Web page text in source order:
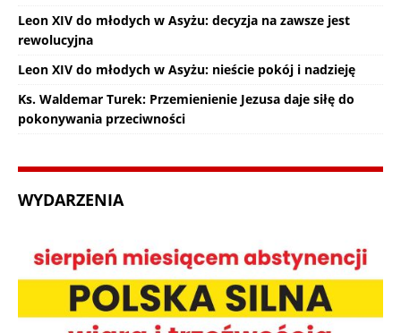
Leon XIV do młodych w Asyżu: decyzja na zawsze jest
rewolucyjna
Leon XIV do młodych w Asyżu: nieście pokój i nadzieję
Ks. Waldemar Turek: Przemienienie Jezusa daje siłę do
pokonywania przeciwności
WYDARZENIA